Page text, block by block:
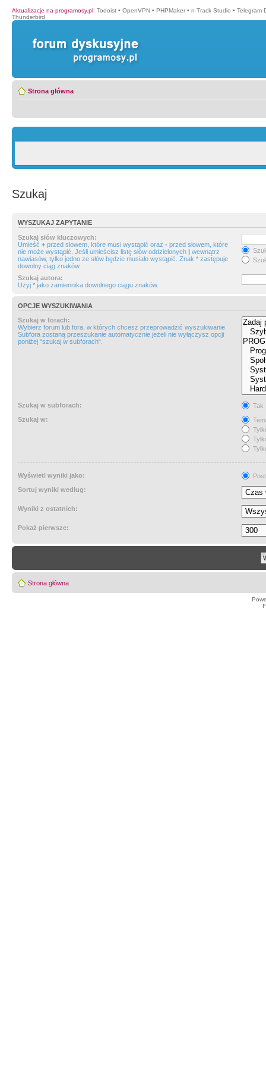
Aktualizacje na programosy.pl: Todoist • OpenVPN • PHPMaker • n-Track Studio • Telegram
Thunderbird
Strona główna
Szukaj
WYSZUKAJ ZAPYTANIE
Szukaj słów kluczowych:
Umieść + przed słowem, które musi wystąpić oraz - przed słowem, które
nie może wystąpić. Jeśli umieścisz listę słów oddzielonych | wewnątrz
nawiasów, tylko jedno ze słów będzie musiało wystąpić. Znak * zastępuje
dowolny ciąg znaków.
Szukaj autora:
Użyj * jako zamiennika dowolnego ciągu znaków.
OPCJE WYSZUKIWANIA
Szukaj w forach:
Wybierz forum lub fora, w których chcesz przeprowadzić wyszukiwanie.
Subfora zostaną przeszukanie automatycznie jeżeli nie wyłączysz opcji
poniżej “szukaj w subforach“.
Szukaj w subforach:
Tak
Szukaj w:
Wyświetl wyniki jako:
Sortuj wyniki według:
Wyniki z ostatnich:
Pokaż pierwsze:
Strona główna